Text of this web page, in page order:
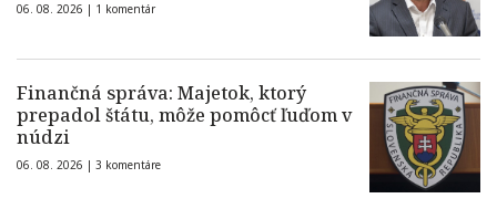
06. 08. 2026 | 1 komentár
Finančná správa: Majetok, ktorý
prepadol štátu, môže pomôcť ľuďom v
núdzi
06. 08. 2026 | 3 komentáre